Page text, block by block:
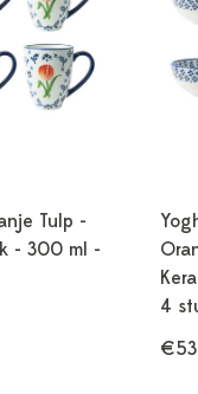
Tulp -
- 300 ml -
4